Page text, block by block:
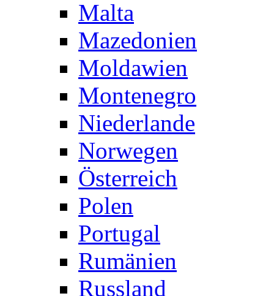
Malta
Mazedonien
Moldawien
Montenegro
Niederlande
Norwegen
Österreich
Polen
Portugal
Rumänien
Russland